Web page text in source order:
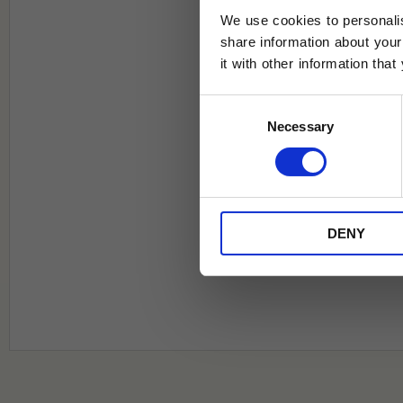
We use cookies to
share information about
it with other information that
Necessary
DENY
Jag samtycker till Tehuset Javas
* Rabatten gäller endast online på
på ordinarie priser och kan ej